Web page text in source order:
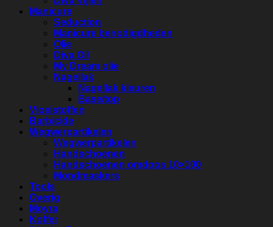
Manicure
Seduction
Manicure benodigdheden
Olie
Diva Oil
My Dream olie
Nagellak
Nagellak kleuren
Base/top
Vloeistoffen
Barbicide
Wegwerpartikelen
Wegwerpartikelen
Handschoenen
Handschoenen omdoos 10×100
Mondmaskers
Tools
Overig
Moyra
Koffer